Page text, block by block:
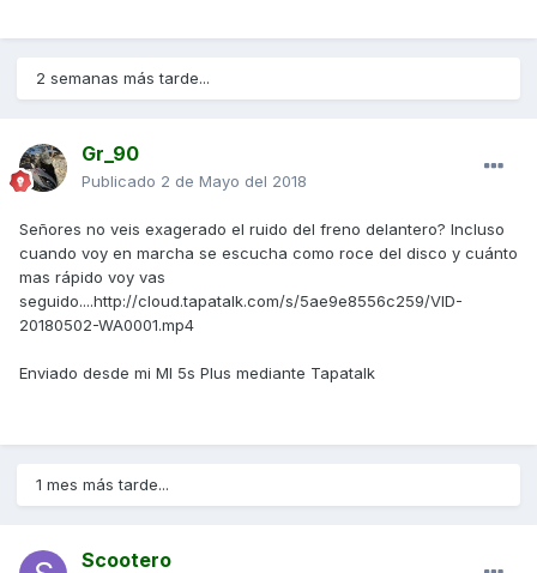
2 semanas más tarde...
Gr_90
Publicado 2 de Mayo del 2018
Señores no veis exagerado el ruido del freno delantero? Incluso
cuando voy en marcha se escucha como roce del disco y cuánto
mas rápido voy vas
seguido....http://cloud.tapatalk.com/s/5ae9e8556c259/VID-
20180502-WA0001.mp4
Enviado desde mi MI 5s Plus mediante Tapatalk
1 mes más tarde...
Scootero